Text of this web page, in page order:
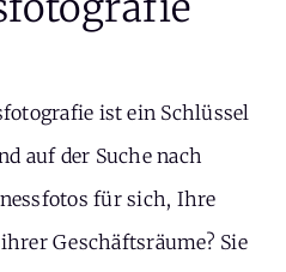
ist ein Schlüssel
auf der Suche nach
für sich, Ihre
Geschäftsräume? Sie